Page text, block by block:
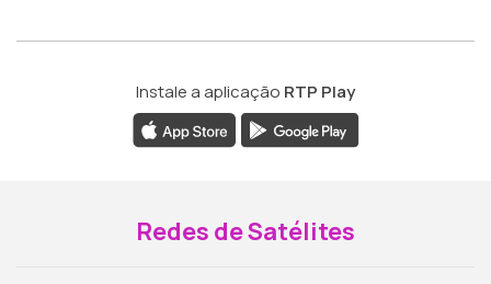
Instale a aplicação RTP Play
Redes de Satélites